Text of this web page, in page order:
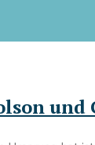
und